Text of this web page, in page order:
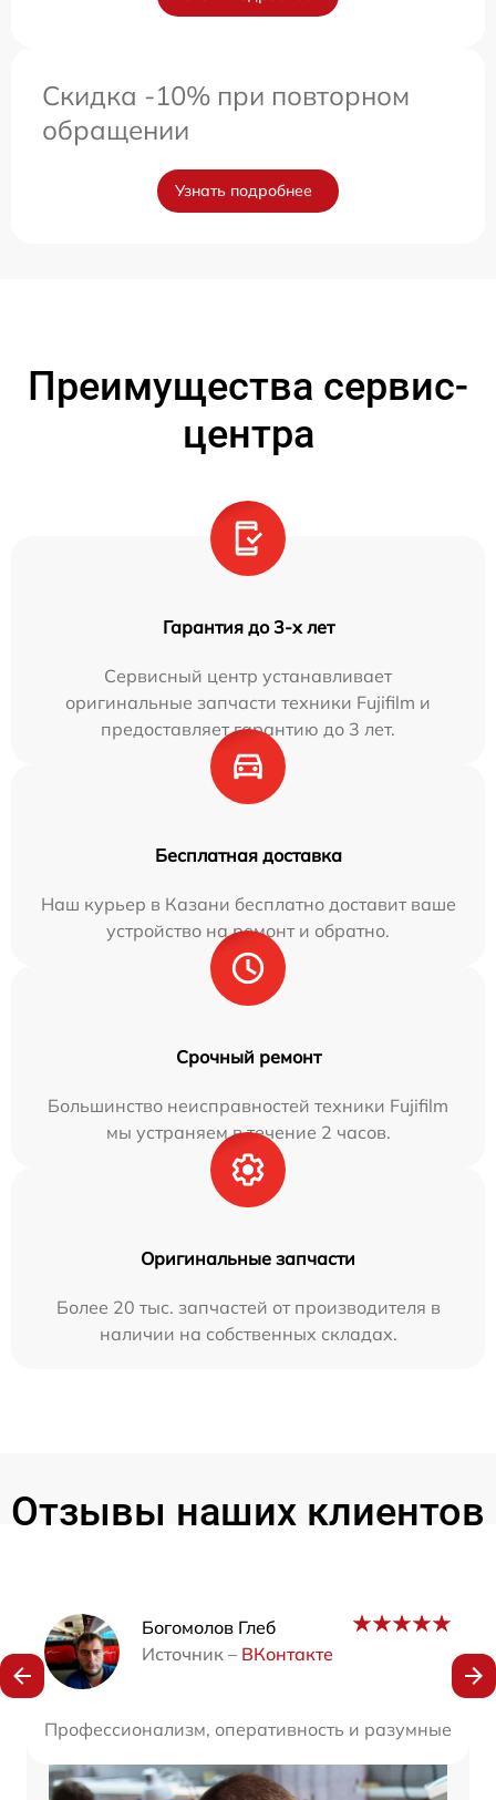
Скидка -10% при повторном
обращении
Узнать подробнее
Преимущества сервис-
центра
Гарантия до 3-х лет
Сервисный центр устанавливает
оригинальные запчасти техники Fujifilm и
предоставляет гарантию до 3 лет.
Бесплатная доставка
Наш курьер в Казани бесплатно доставит ваше
устройство на ремонт и обратно.
Срочный ремонт
Большинство неисправностей техники Fujifilm
мы устраняем в течение 2 часов.
Оригинальные запчасти
Более 20 тыс. запчастей от производителя в
наличии на собственных складах.
Отзывы наших клиентов
Богомолов Глеб
Источник – ВКонтакте
Профессионализм, оперативность и разумные
Наши мастера